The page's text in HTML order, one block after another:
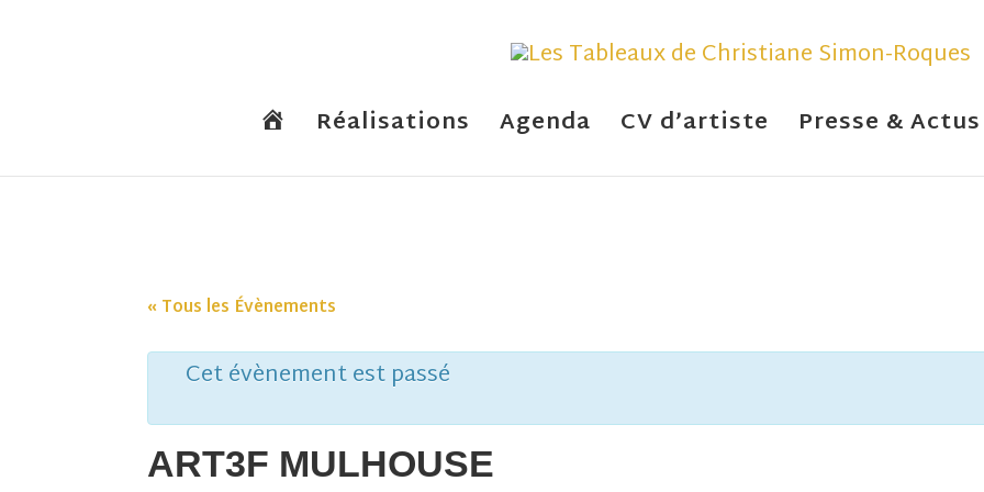
u
e
Réalisations Agenda CV d’artiste Presse & Actus
« Tous les Évènements
Cet évènement est passé
ART3F MULHOUSE